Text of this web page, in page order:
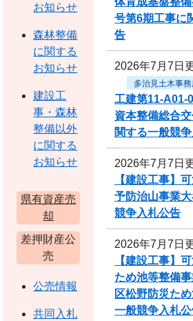
号第6期工事に
告
2026年7月7日
多治見土木事
工建第11-
資本整備総合
関する一般競
2026年7月7日
【建設工事】
予防治山事業
競争入札公告
2026年7月7日
【建設工事】
ため池等整備
区松野防災た
一般競争入札
お知らせ
森林整備
に関する
お知らせ
建設工
事・森林
整備以外
に関する
お知らせ
県有資産売
却
差押財産公
売
公売情報
共同入札